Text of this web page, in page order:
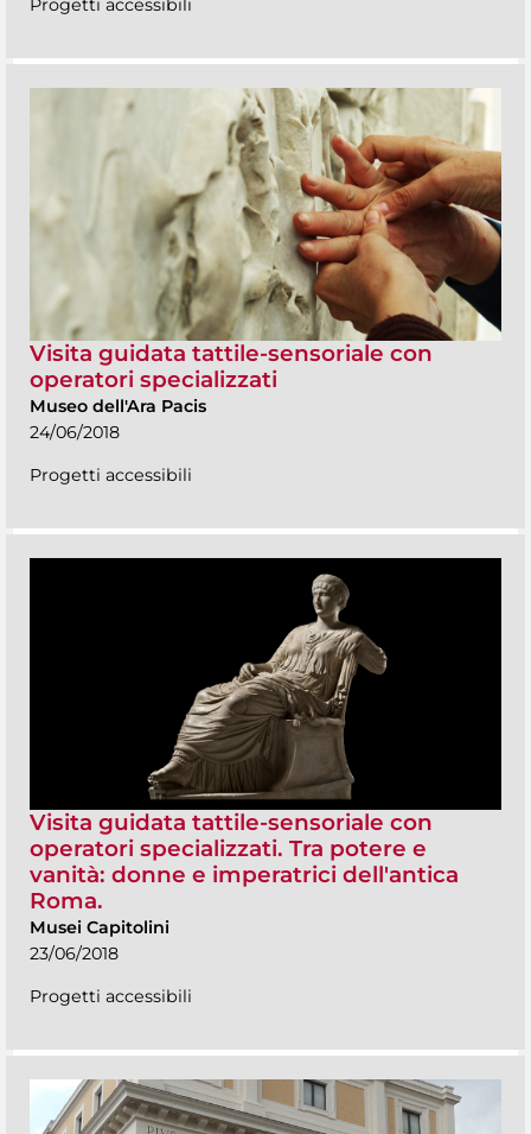
Progetti accessibili
Visita guidata tattile-sensoriale con
operatori specializzati
Museo dell'Ara Pacis
24/06/2018
Progetti accessibili
Visita guidata tattile-sensoriale con
operatori specializzati. Tra potere e
vanità: donne e imperatrici dell'antica
Roma.
Musei Capitolini
23/06/2018
Progetti accessibili